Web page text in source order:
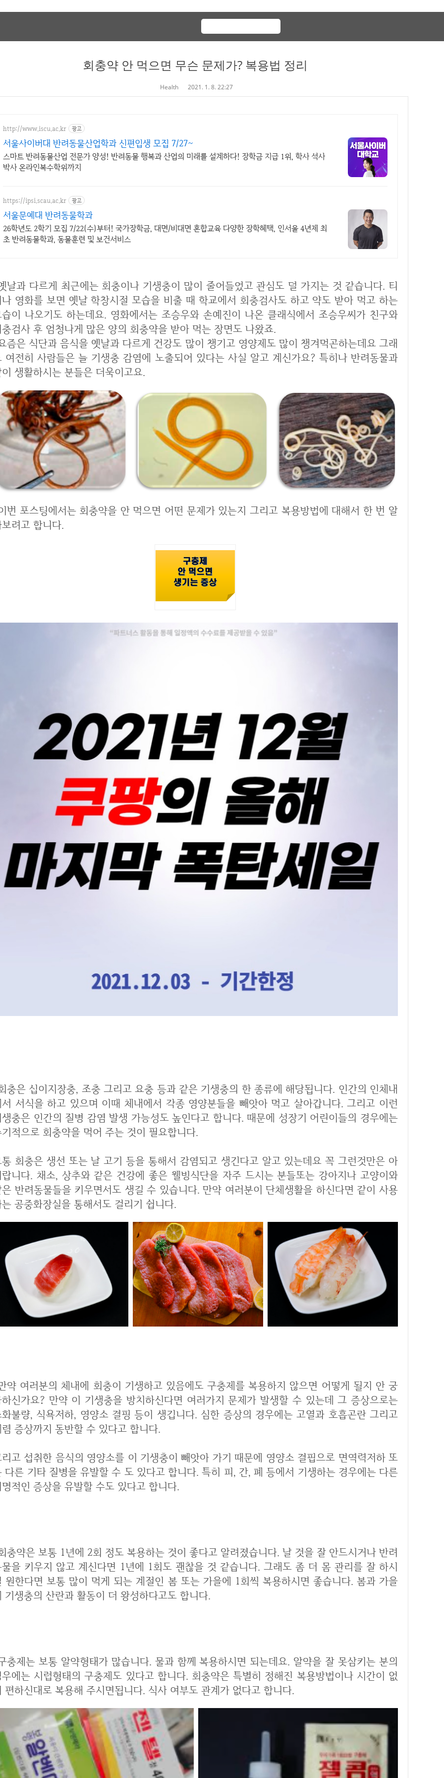
회충약 안 먹으면 무슨 문제가? 복용법 정리
Health 2021. 1. 8. 22:27
http://www.iscu.ac.kr 광고
서울사이버대 반려동물산업학과 신편입생 모집 7/27~
스마트 반려동물산업 전문가 양성! 반려동물 행복과 산업의 미래를 설계하다! 장학금 지급 1위, 학사 석사
박사 온라인복수학위까지
https://ipsi.scau.ac.kr 광고
서울문예대 반려동물학과
26학년도 2학기 모집 7/22(수)부터! 국가장학금, 대면/비대면 혼합교육 다양한 장학혜택, 인서울 4년제 최
초 반려동물학과, 동물훈련 및 보건서비스
어들었고 관심도 덜 가지는 것 같습니다. 티
영화를 보면 옛날 학창시절 모습을 비출 때 학교에서 회충검사도 하고 약도 받아 먹고 하는
이 나오기도 하는데요. 영화에서는 조승우와 손예진이 나온 클래식에서 조승우씨가 친구와
충검사 후 엄청나게 많은 양의 회충약을 받아 먹는 장면도 나왔죠.
챙기고 영양제도 많이 챙겨먹곤하는데요 그래
여전히 사람들은 늘 기생충 감염에 노출되어 있다는 사실 알고 계신가요? 특히나 반려동물과
생활하시는 분들은 더욱이고요.
있는지 그리고 복용방법에 대해서 한 번 알
려고 합니다.
충의 한 종류에 해당됩니다. 인간의 인체내
서 서식을 하고 있으며 이때 체내에서 각종 영양분들을 빼앗아 먹고 살아갑니다. 그리고 이런
생충은 인간의 질병 감염 발생 가능성도 높인다고 합니다. 때문에 성장기 어린이들의 경우에는
적으로 회충약을 먹어 주는 것이 필요합니다.
회충은 생선 또는 날 고기 등을 통해서 감염되고 생긴다고 알고 있는데요 꼭 그런것만은 아
랍니다. 채소, 상추와 같은 건강에 좋은 웰빙식단을 자주 드시는 분들또는 강아지나 고양이와
반려동물들을 키우면서도 생길 수 있습니다. 만약 여러분이 단체생활을 하신다면 같이 사용
공중화장실을 통해서도 걸리기 쉽니다.
구충제를 복용하지 않으면 어떻게 될지 안 궁
신가요? 만약 이 기생충을 방치하신다면 여러가지 문제가 발생할 수 있는데 그 증상으로는
불량, 식욕저하, 영양소 결핑 등이 생깁니다. 심한 증상의 경우에는 고열과 호흡곤란 그리고
증상까지 동반할 수 있다고 합니다.
고 섭취한 음식의 영양소를 이 기생충이 빼앗아 가기 때문에 영양소 결핍으로 면역력저하 또
다른 기타 질병을 유발할 수 도 있다고 합니다. 특히 피, 간, 폐 등에서 기생하는 경우에는 다른
명적인 증상을 유발할 수도 있다고 합니다.
알려졌습니다. 날 것을 잘 안드시거나 반려
을 키우지 않고 계신다면 1년에 1회도 괜찮을 것 같습니다. 그래도 좀 더 몸 관리를 잘 하시
원한다면 보통 많이 먹게 되는 계절인 봄 또는 가을에 1회씩 복용하시면 좋습니다. 봄과 가을
기생충의 산란과 활동이 더 왕성하다고도 합니다.
용하시면 되는데요. 알약을 잘 못삼키는 분의
우에는 시럽형태의 구충제도 있다고 합니다. 회충약은 특별히 정해진 복용방법이나 시간이 없
편하신대로 복용해 주시면됩니다. 식사 여부도 관계가 없다고 합니다.